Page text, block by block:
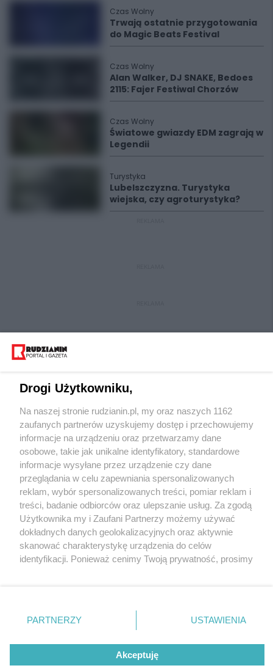
Czas Wolny
Trwają ostatnie przygotowania
do Magic Beats Festival
Czas Wolny
Alan Walker, DJ SNAKE, Bedoes
2115: Fajer Festiwal Chorzów
Czas Wolny
Światowe gwiazdy EDM zagrają w
Legendii
Turystyka
Lubelszczyzna. Turystyka
wiejska, czy agroturystyka?
Wydawca mediów lokalnych
Nie zapomnij
zapoznać się z:
polityką prywatności regulamin korzystania z portali
Twojemiasto
Piekary Śląskie
Chorzów
Tarnowskie Góry
Gliwice
Skontakuj sięz nami
Kontakt
Wydawca
Redakcja
Drogi Użytkowniku,
Na naszej stronie rudzianin.pl, my oraz naszych 1162
zaufanych partnerów uzyskujemy dostęp i przechowujemy
informacje na urządzeniu oraz przetwarzamy dane
osobowe, takie jak unikalne identyfikatory, standardowe
informacje wysyłane przez urządzenie czy dane
przeglądania w celu zapewniania spersonalizowanych
reklam, wybór spersonalizowanych treści, pomiar reklam i
treści, badanie odbiorców oraz ulepszanie usług. Za zgodą
Użytkownika my i Zaufani Partnerzy możemy używać
dokładnych danych geolokalizacyjnych oraz aktywnie
skanować charakterystykę urządzenia do celów
identyfikacji. Ponieważ cenimy Twoją prywatność, prosimy
prywatności znajdujący się w lewym dolnym rogu strony
. Niektóre rodzaje przetwarzania danych nie wymagają
zgody użytkownika, ale masz prawo sprzeciwić się
takiemu przetwarzaniu. Preferencje będą miały
zastosowania tylko na tej witrynie.
PARTNERZY USTAWIENIA
Akceptuję